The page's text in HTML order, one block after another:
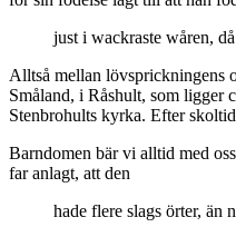
just i wackraste wåren,
Alltså mellan lövsprickningens
Småland, i Råshult, som ligger
Stenbrohults kyrka. Efter
Barndomen bär vi alltid med
far anlagt, att den
hade flere slags örter, än